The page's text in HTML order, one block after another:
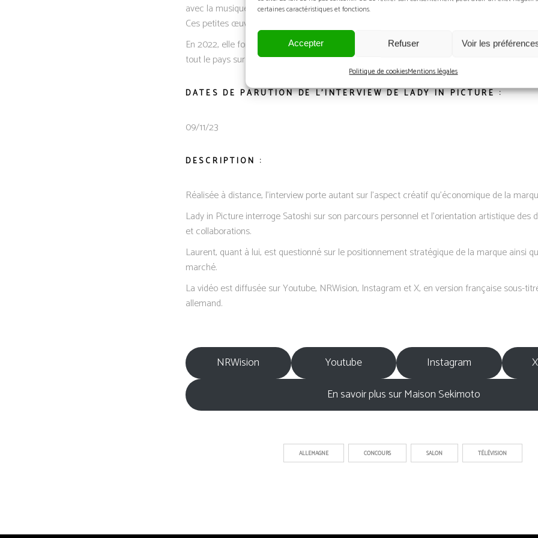
certaines caractéristiques et fonctions.
Accepter Refuser Voir les
Politique de cookiesMentions légales
avec la musique et en s’immergeant dans ces œuvres d’art… de petites œuvres d’art
Ces petites œuvres d’art numériques sont aussi des publicités pour ses partenaires de
En 2022, elle fonde sa propre série de podcasts « l’Artiste du jour » et en 2023 sa propre
tout le pays sur YouTube et NRWision.
DATES DE PARUTION DE L’INTERVIEW DE LADY IN PICTURE :
09/11/23
DESCRIPTION :
Réalisée à distance, l’interview porte autant sur l’aspect créatif qu’économique de la
Lady in Picture interroge Satoshi sur son parcours personnel et l’orientation artistique des
et collaborations.
Laurent, quant à lui, est questionné sur le positionnement stratégique de la marque ainsi
marché.
La vidéo est diffusée sur Youtube, NRWision, Instagram et X, en version française sous-
allemand.
NRWision Youtube Instagram
En savoir plus sur Maison Sekimoto
ALLEMAGNE CONCOURS SALON TÉLÉVISION